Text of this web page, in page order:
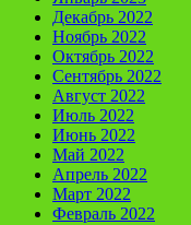
Декабрь 2022
Ноябрь 2022
Октябрь 2022
Сентябрь 2022
Август 2022
Июль 2022
Июнь 2022
Май 2022
Апрель 2022
Март 2022
Февраль 2022